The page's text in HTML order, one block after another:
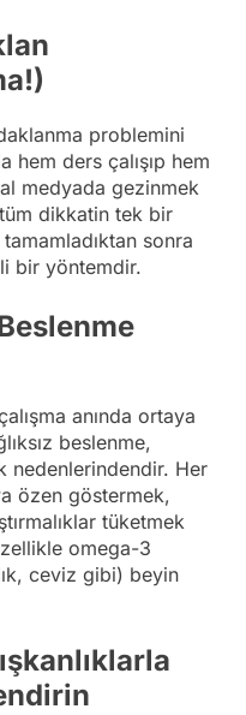
problemini
hem ders çalışıp hem
medyada gezinmek
dikkatin tek bir
sonra
bir yöntemdir.
anında ortaya
beslenme,
nedenlerindendir. Her
özen göstermek,
tüketmek
omega-3
ceviz gibi) beyin